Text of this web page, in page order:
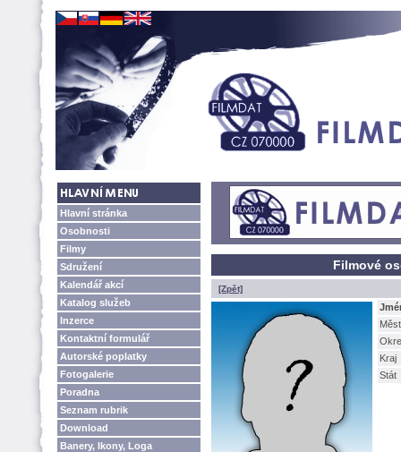
Hlavní stránka
Osobnosti
Filmy
Sdružení
Kalendář akcí
Katalog služeb
Inzerce
Kontaktní formulář
Autorské poplatky
Fotogalerie
Poradna
Seznam rubrik
Download
Banery, Ikony, Loga
Filmové
[Zpět]
Kraj
Stát